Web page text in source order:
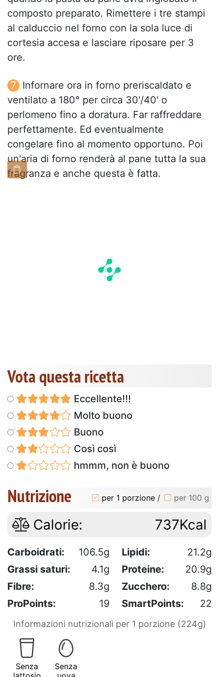
composto preparato. Rimettere i tre stampi
al calduccio nel forno con la sola luce di
cortesia accesa e lasciare riposare per 3
ore.
Infornare ora in forno preriscaldato e
ventilato a 180° per circa 30'/40' o
perlomeno fino a doratura. Far raffreddare
perfettamente. Ed eventualmente
congelare fino al momento opportuno. Poi
un'aria di forno renderà al pane tutta la sua
fragranza e anche questa è fatta.
Vota questa ricetta
Eccellente!!!
Molto buono
Buono
Così così
hmmm, non è buono
Nutrizione per 1 porzione / per 100 g
Calorie: 737Kcal
Carboidrati: 106.5g Lipidi:
21.2g
Grassi saturi:
4.1g Proteine:
20.9g
Fibre:
8.3g Zucchero:
8.8g
ProPoints:
19 SmartPoints: 22
Informazioni nutrizionali per 1 porzione (224g)
Senza
Senza